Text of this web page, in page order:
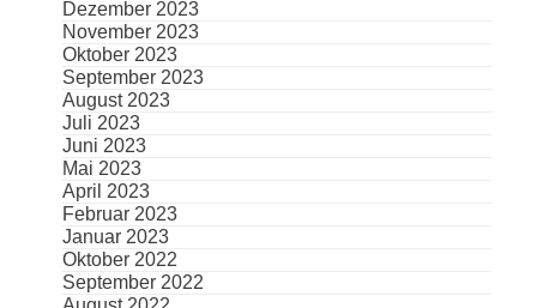
Dezember 2023
November 2023
Oktober 2023
September 2023
August 2023
Juli 2023
Juni 2023
Mai 2023
April 2023
Februar 2023
Januar 2023
Oktober 2022
September 2022